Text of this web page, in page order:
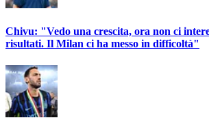
Chivu: "Vedo una crescita, ora non ci
risultati. Il Milan ci ha messo in difficoltà"